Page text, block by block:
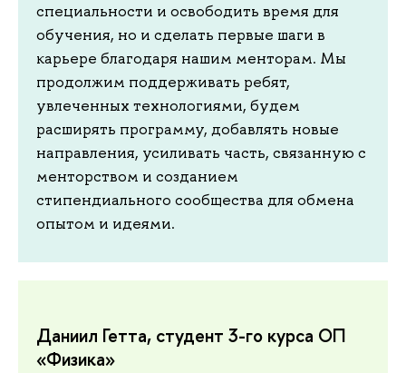
специальности и освободить время для
обучения, но и сделать первые шаги в
карьере благодаря нашим менторам. Мы
продолжим поддерживать ребят,
увлеченных технологиями, будем
расширять программу, добавлять новые
направления, усиливать часть, связанную с
менторством и созданием
стипендиального сообщества для обмена
опытом и идеями.
Даниил Гетта, студент 3-го курса ОП
«Физика»